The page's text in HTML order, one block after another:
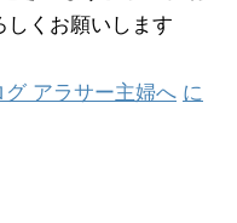
しくお願いします
に